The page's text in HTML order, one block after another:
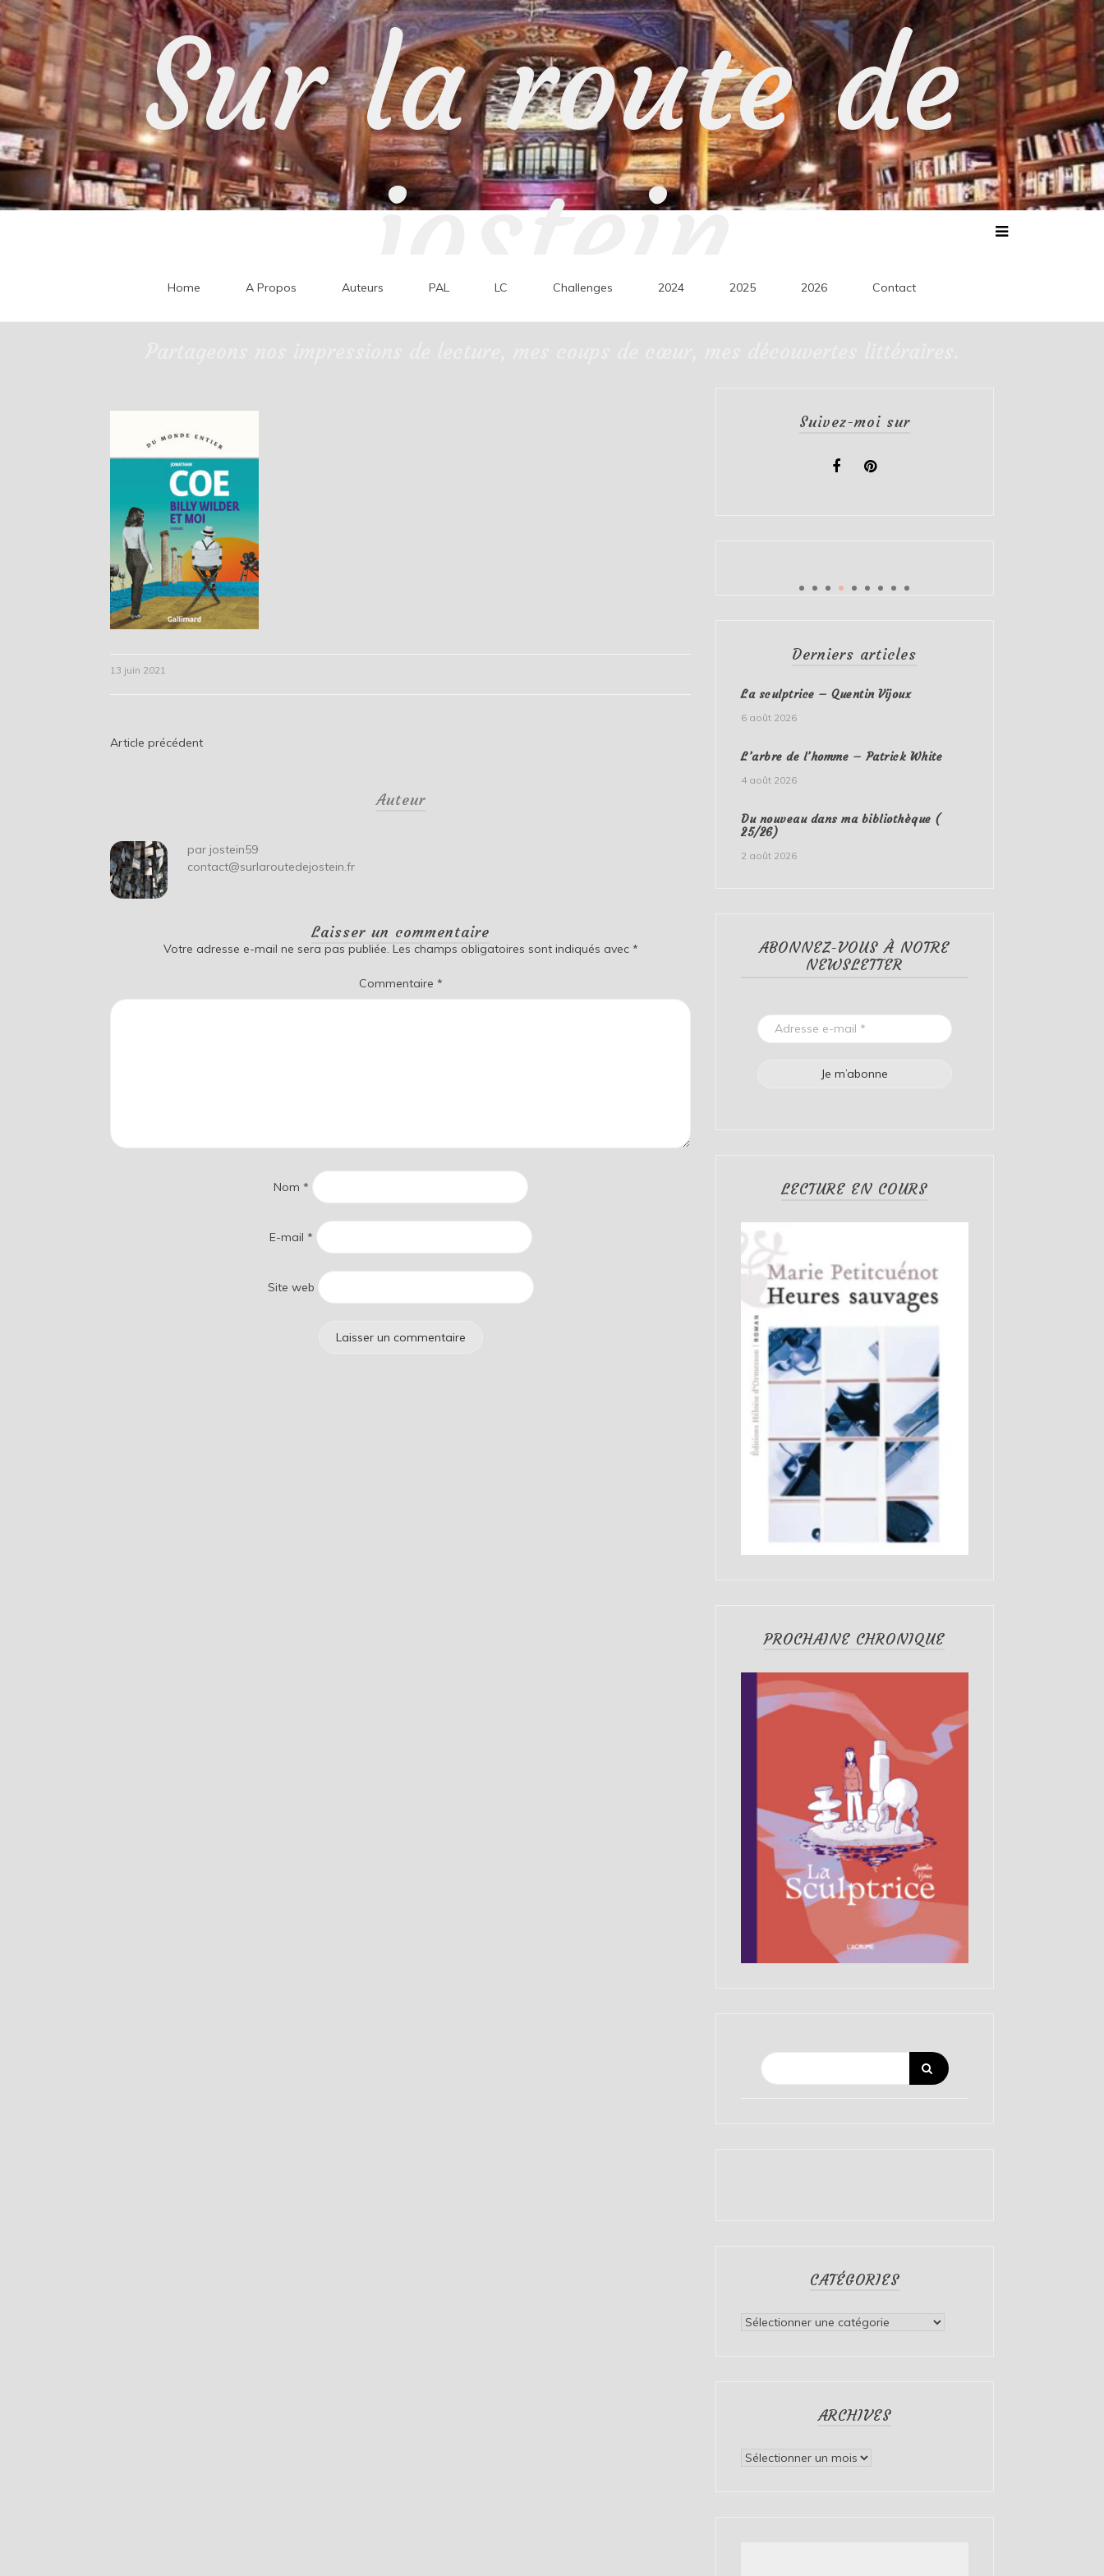
Skip
to
content
Sur la route de
jostein
Home A Propos Auteurs PAL LC Challenges 2024 2025 2026 Contact
13 juin 2021
Navigation
Article précédent
Auteur
par jostein59
contact@surlaroutedejostein.fr
Laisser un commentaire
Votre adresse e-mail ne sera pas publiée. Les champs obligatoires sont indiqués avec *
Commentaire *
Nom *
E-mail *
Site web
Suivez-moi sur
Derniers articles
La sculptrice – Quentin Vijoux
6 août 2026
L’arbre de l’homme – Patrick White
4 août 2026
Du nouveau dans ma bibliothèque (
25/26)
2 août 2026
ABONNEZ-VOUS À NOTRE
NEWSLETTER
LECTURE EN COURS
PROCHAINE CHRONIQUE
CATÉGORIES
Catégories
ARCHIVES
Archives